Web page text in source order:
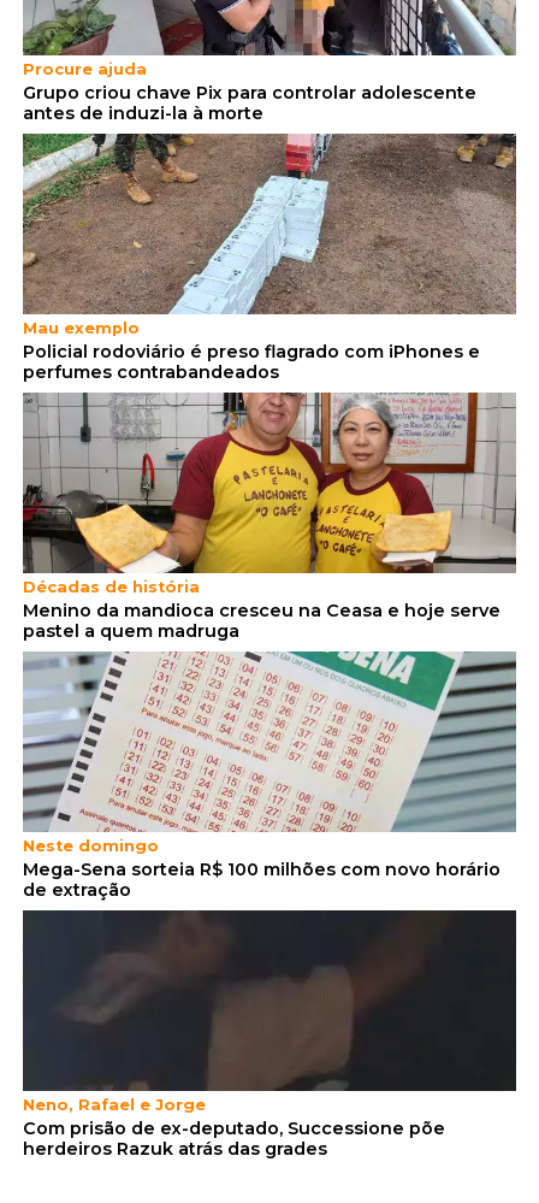
Procure ajuda
Grupo criou chave Pix para controlar adolescente
antes de induzi-la à morte
Mau exemplo
Policial rodoviário é preso flagrado com iPhones e
perfumes contrabandeados
Décadas de história
Menino da mandioca cresceu na Ceasa e hoje serve
pastel a quem madruga
Neste domingo
Mega-Sena sorteia R$ 100 milhões com novo horário
de extração
Neno, Rafael e Jorge
Com prisão de ex-deputado, Successione põe
herdeiros Razuk atrás das grades